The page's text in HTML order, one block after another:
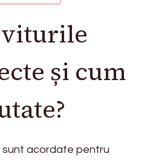
și cum
sunt acordate pentru